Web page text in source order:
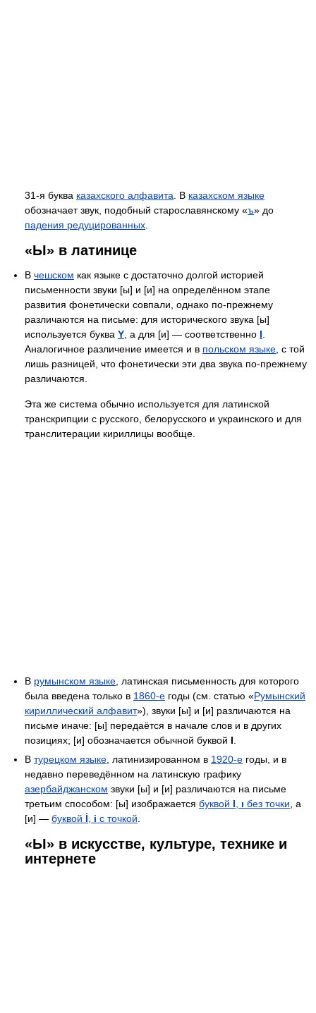
31-я буква казахского алфавита . В казахском языке
обозначает звук, подобный старославянскому «ъ» до
падения редуцированных
«Ы» в латинице
В чешском как языке с достаточно долгой историей
письменности звуки [ы] и [и] на определённом этапе
развития фонетически совпали, однако по-прежнему
различаются на письме: для исторического звука [ы]
используется буква Y , а для [и] — соответственно I
Аналогичное различение имеется и в польском языке , с той
лишь разницей, что фонетически эти два звука по-прежнему
различаются.
Эта же система обычно используется для латинской
транскрипции с русского, белорусского и украинского и для
транслитерации кириллицы вообще.
В румынском языке , латинская письменность для которого
была введена только в 1860-е годы (см. статью «Румынский
кириллический алфавит»), звуки [ы] и [и] различаются на
письме иначе: [ы] передаётся в начале слов и в других
позициях; [и] обозначается обычной буквой I
В турецком языке , латинизированном в 1920-е годы, и в
недавно переведённом на латинскую графику
азербайджанском звуки [ы] и [и] различаются на письме
третьим способом: [ы] изображается буквой I ı без точки , а
[и] — буквой İ i с точкой
«Ы» в искусстве, культуре, технике и
интернете